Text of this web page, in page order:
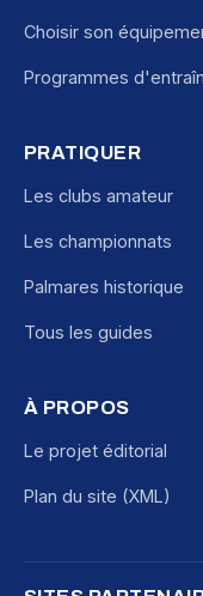
Choisir son
Programmes
PRATIQUER
Les clubs amateur
Les championnats
Palmares historique
Tous les guides
À PROPOS
Le projet éditorial
Plan du site (XML)